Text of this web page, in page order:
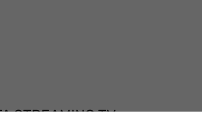
STREAMING TV